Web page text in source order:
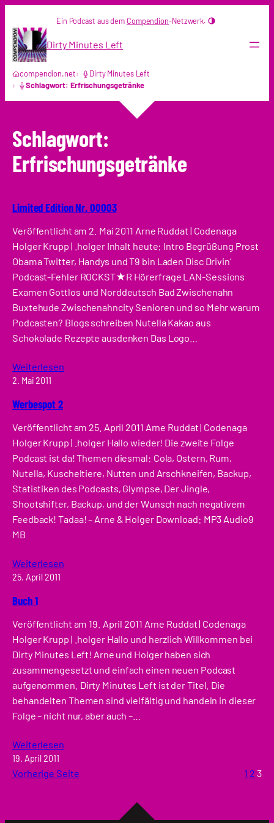
Inhalt
springen
Ein Podcast aus dem Compendion-Netzwerk.
Dirty Minutes Left
compendion.net
Dirty Minutes Left
Schlagwort: Erfrischungsgetränke
Schlagwort:
Erfrischungsgetränke
Limited Edition Nr. 00003
Veröffentlicht am 2. Mai 2011 Arne Ruddat | Codenaga
Holger Krupp | .holger Inhalt heute: Intro Begrüßung Prost
Obama Twitter, Handys und T9 bin Laden Disc Drivin‘
Podcast-Fehler ROCKST★R Hörerfrage LAN-Sessions
Examen Gottlos und Norddeutsch Bad Zwischenahn
Buxtehude Zwischenahncity Senioren und so Mehr warum
Podcasten? Blogs schreiben Nutella Kakao aus
Schokolade Rezepte ausdenken Das Logo…
Weiterlesen
2. Mai 2011
Werbespot 2
Veröffentlicht am 25. April 2011 Arne Ruddat | Codenaga
Holger Krupp | .holger Hallo wieder! Die zweite Folge
Podcast ist da! Themen diesmal: Cola, Ostern, Rum,
Nutella, Kuscheltiere, Nutten und Arschkneifen, Backup,
Statistiken des Podcasts, Glympse, Der Jingle,
Shootshifter, Backup, und der Wunsch nach negativem
Feedback! Tadaa! – Arne & Holger Download: MP3 Audio9
MB
Weiterlesen
25. April 2011
Buch 1
Veröffentlicht am 19. April 2011 Arne Ruddat | Codenaga
Holger Krupp | .holger Hallo und herzlich Willkommen bei
Dirty Minutes Left! Arne und Holger haben sich
zusammengesetzt und einfach einen neuen Podcast
aufgenommen. Dirty Minutes Left ist der Titel. Die
behandelten Themen sind vielfältig und handeln in dieser
Folge – nicht nur, aber auch –…
Weiterlesen
19. April 2011
Vorherige Seite 1 2 3